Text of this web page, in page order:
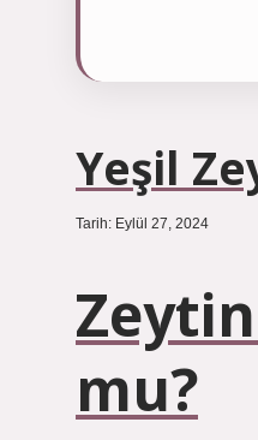
Yeşil
Tarih: Eylül 27, 2024
mu?